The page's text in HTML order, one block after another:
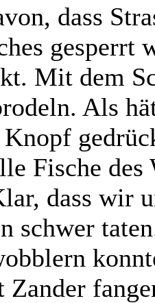
dass
gesperrt
Mit dem
Als
Fische des
dass wir
schwer
Zander